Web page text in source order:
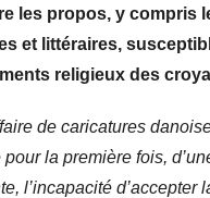
i
l
V
a
l
les propos, y compris
et littéraires,
religieux des
de caricatures
la première fois,
l’incapacité d’accepter